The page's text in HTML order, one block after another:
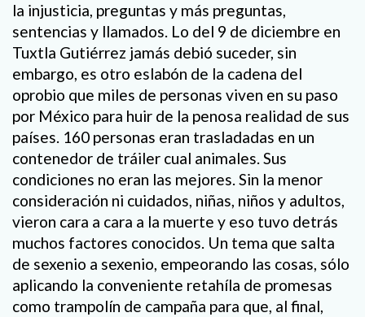
la injusticia, preguntas y más preguntas,
sentencias y llamados. Lo del 9 de diciembre en
Tuxtla Gutiérrez jamás debió suceder, sin
embargo, es otro eslabón de la cadena del
oprobio que miles de personas viven en su paso
por México para huir de la penosa realidad de sus
países. 160 personas eran trasladadas en un
contenedor de tráiler cual animales. Sus
condiciones no eran las mejores. Sin la menor
consideración ni cuidados, niñas, niños y adultos,
vieron cara a cara a la muerte y eso tuvo detrás
muchos factores conocidos. Un tema que salta
de sexenio a sexenio, empeorando las cosas, sólo
aplicando la conveniente retahíla de promesas
como trampolín de campaña para que, al final,